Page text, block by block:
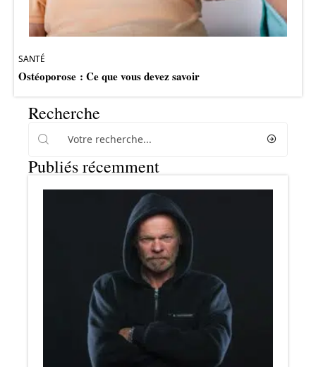
SANTÉ
Ostéoporose : Ce que vous devez savoir
Recherche
Publiés récemment